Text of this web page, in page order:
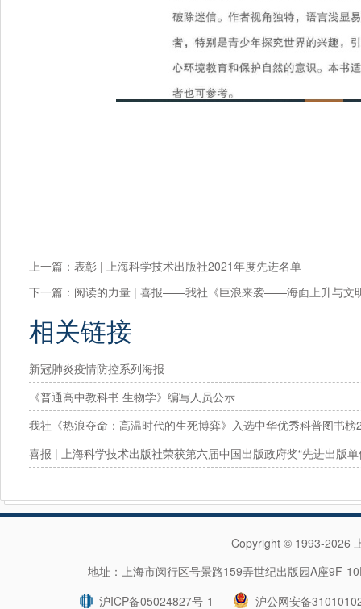
上一篇： 表彰 | 上海科学技术出版社2021年度先进名单
下一篇： 阅读的力量 | 喜报——我社《巨浪来袭——海面上升与文
相关链接
新冠肺炎疫情防控系列海报
《普通高中教科书 生物学》编写人员公示
我社《热浪夺命：高温时代的生死博弈》入选中华优秀科普图书榜
年度提名图书！
喜报 | 上海科学技术出版社荣获第六届中国出版政府奖“先进出版单
Copyright © 1993-2026
地址：上海市闵行区号景路159弄世纪出版园A座
沪ICP备05024827号-1
沪公网安备